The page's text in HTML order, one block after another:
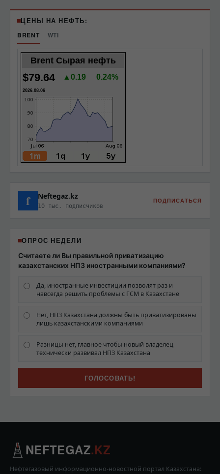
ЦЕНЫ НА НЕФТЬ:
BRENT
WTI
Brent Сырая нефть
$79.64 ▲0.19 0.24%
2026.08.06
f Neftegaz.kz
10 тыс. подписчиков
ПОДПИСАТЬСЯ
ОПРОС НЕДЕЛИ
Считаете ли Вы правильной приватизацию
казахстанских НПЗ иностранными компаниями?
Да, иностранные инвестиции позволят раз и
навсегда решить проблемы с ГСМ в Казахстане
Нет, НПЗ Казахстана должны быть приватизированы
лишь казахстанскими компаниями
Разницы нет, главное чтобы новый владелец
технически развивал НПЗ Казахстана
NEFTEGAZ.KZ
Нефтегазовый информационно-новостной портал Казахстана: